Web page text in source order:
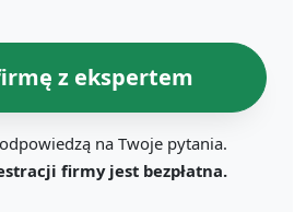
z ekspertem
na Twoje pytania.
firmy jest bezpłatna.